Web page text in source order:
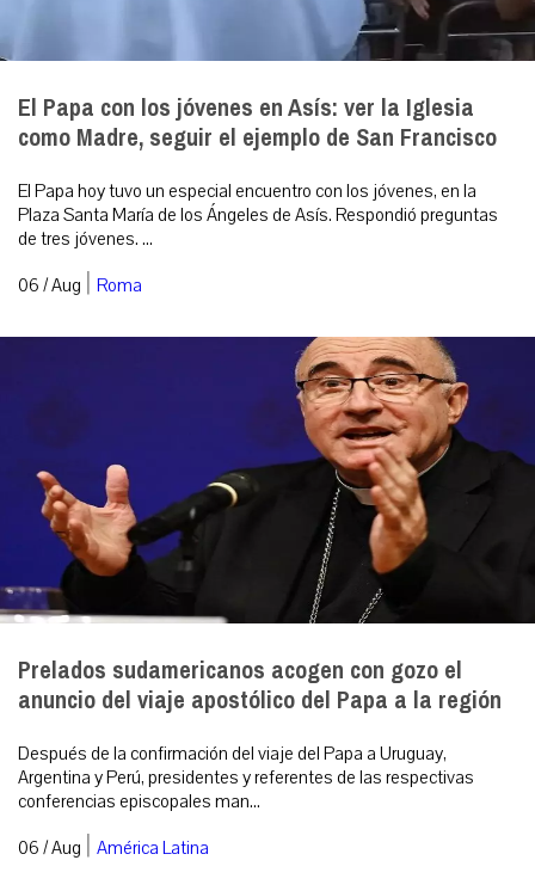
El Papa con los jóvenes en Asís: ver la Iglesia
como Madre, seguir el ejemplo de San Francisco
El Papa hoy tuvo un especial encuentro con los jóvenes, en la
Plaza Santa María de los Ángeles de Asís. Respondió preguntas
de tres jóvenes. ...
06 / Aug | Roma
Prelados sudamericanos acogen con gozo el
anuncio del viaje apostólico del Papa a la región
Después de la confirmación del viaje del Papa a Uruguay,
Argentina y Perú, presidentes y referentes de las respectivas
conferencias episcopales man...
06 / Aug | América Latina